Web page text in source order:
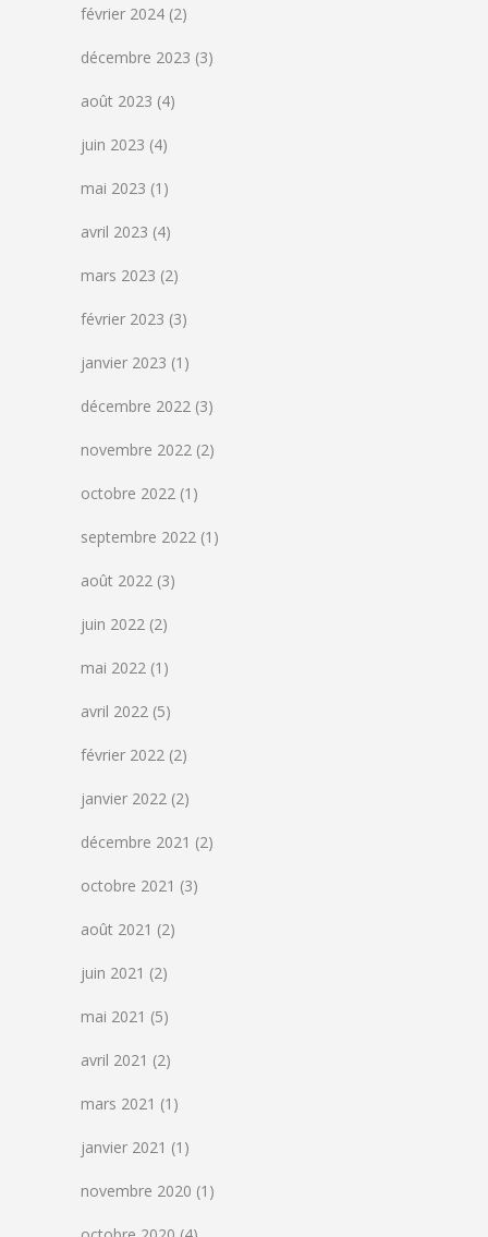
février 2024 (2)
décembre 2023 (3)
août 2023 (4)
juin 2023 (4)
mai 2023 (1)
avril 2023 (4)
mars 2023 (2)
février 2023 (3)
janvier 2023 (1)
décembre 2022 (3)
novembre 2022 (2)
octobre 2022 (1)
septembre 2022 (1)
août 2022 (3)
juin 2022 (2)
mai 2022 (1)
avril 2022 (5)
février 2022 (2)
janvier 2022 (2)
décembre 2021 (2)
octobre 2021 (3)
août 2021 (2)
juin 2021 (2)
mai 2021 (5)
avril 2021 (2)
mars 2021 (1)
janvier 2021 (1)
novembre 2020 (1)